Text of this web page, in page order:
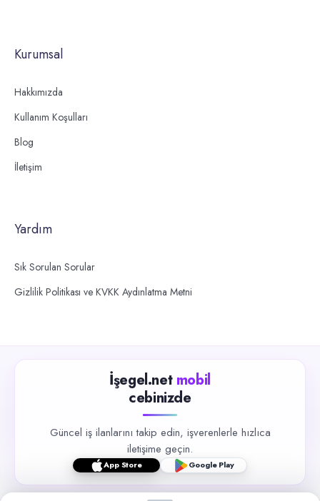
Kurumsal
Hakkımızda
Kullanım Koşulları
Blog
İletişim
Yardım
Sık Sorulan Sorular
Gizlilik Politikası ve KVKK Aydınlatma Metni
İşegel.net mobil
cebinizde
Güncel iş ilanlarını takip edin, işverenlerle hızlıca
iletişime geçin.
App Store Google Play